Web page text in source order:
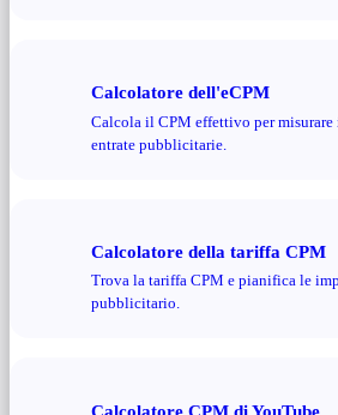
Calcolatore dell'eCPM
Calcola il CPM effettivo per
entrate pubblicitarie.
Calcolatore della tariffa CPM
Trova la tariffa CPM e pianifica le
pubblicitario.
Calcolatore CPM di YouTube